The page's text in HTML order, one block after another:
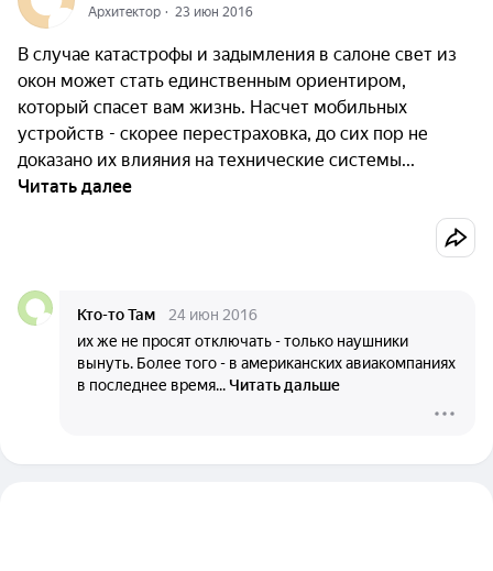
Архитектор · 23 июн 2016
В случае катастрофы и задымления в салоне свет из
окон может стать единственным ориентиром,
который спасет вам жизнь. Насчет мобильных
устройств - скорее перестраховка, до сих пор не
доказано их влияния на технические системы...
Читать далее
Кто-то Там
24 июн 2016
их же не просят отключать - только наушники
вынуть. Более того - в американских авиакомпаниях
в последнее время...Читать дальше